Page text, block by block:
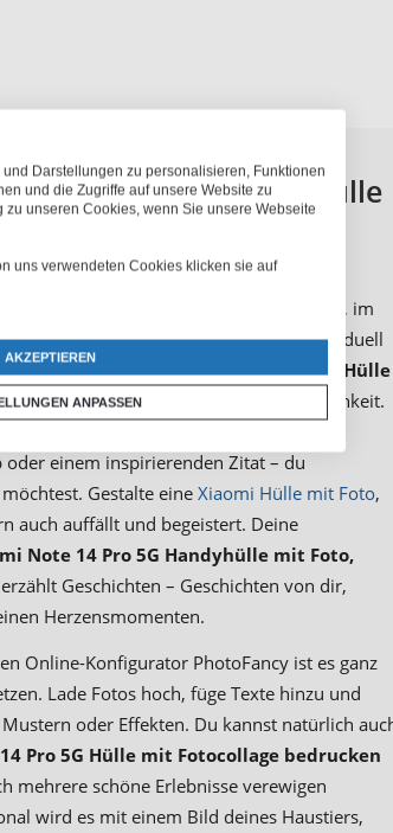
14 Pro 5G Handyhülle
Begleiter – bei der Arbeit, auf Reisen, im
Handyhülle gestalten, die genauso individuell
Xiaomi Redmi Note 14 Pro 5G Hülle
Handy zum Ausdruck deiner Persönlichkeit.
einem inspirierenden Zitat – du
Gestalte eine Xiaomi Hülle mit Foto,
auch auffällt und begeistert. Deine
Note 14 Pro 5G Handyhülle mit Foto,
erzählt Geschichten – Geschichten von dir,
Herzensmomenten.
Online-Konfigurator PhotoFancy ist es ganz
Lade Fotos hoch, füge Texte hinzu und
oder Effekten. Du kannst natürlich
Pro 5G Hülle mit Fotocollage bedrucken
mehrere schöne Erlebnisse verewigen
wird es mit einem Bild deines Haustiers,
Darstellungen zu personalisieren, Funktionen
und die Zugriffe auf unsere Website zu
unseren Cookies, wenn Sie unsere Webseite
uns verwendeten Cookies klicken sie auf
AKZEPTIEREN
ANPASSEN